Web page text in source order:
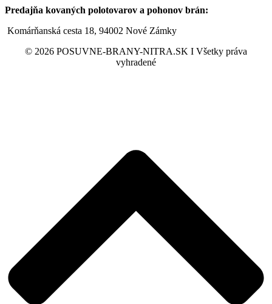
Predajňa kovaných polotovarov a pohonov brán:
Komárňanská cesta 18, 94002 Nové Zámky
© 2026 POSUVNE-BRANY-NITRA.SK I Všetky práva
vyhradené